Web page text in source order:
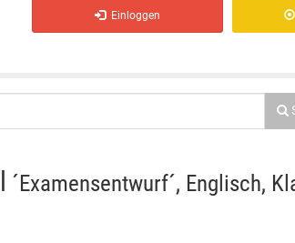
Einloggen
´Examensentwurf´, Englisch,